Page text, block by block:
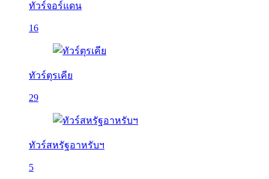
ทัวร์จอร์แดน
16
ทัวร์ตุรเคีย
29
ทัวร์สหรัฐอาหรับฯ
5